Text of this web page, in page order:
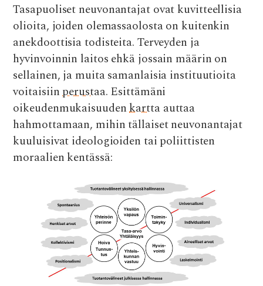
Tasapuoliset neuvonantajat ovat kuvitteellisia
olioita, joiden olemassaolosta on kuitenkin
anekdoottisia todisteita. Terveyden ja
hyvinvoinnin laitos ehkä jossain määrin on
sellainen, ja muita samanlaisia instituutioita
voitaisiinperustaa. Esittämäni
oikeudenmukaisuudenkarttaauttaa
hahmottamaan, mihin tällaiset neuvonantajat
kuuluisivat ideologioiden tai poliittisten
moraalien kentässä: